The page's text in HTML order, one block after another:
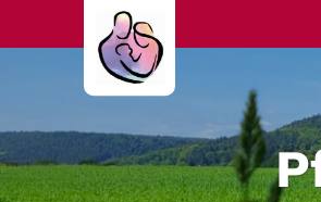
Zum Inhalt springen